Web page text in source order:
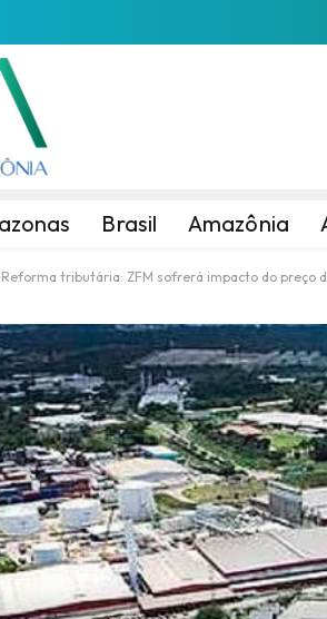
Brasil Amazônia
Reforma tributária: ZFM sofrerá impacto do preço